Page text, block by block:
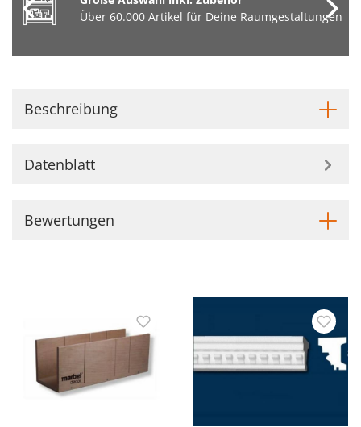
Über 60.000 Artikel für Deine Raumgestaltungen
Beschreibung
Datenblatt
Bewertungen